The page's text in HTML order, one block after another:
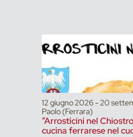
12 giugno 2026 - 20
Paolo (Ferrara)
“Arrosticini nel
cucina ferrarese nel